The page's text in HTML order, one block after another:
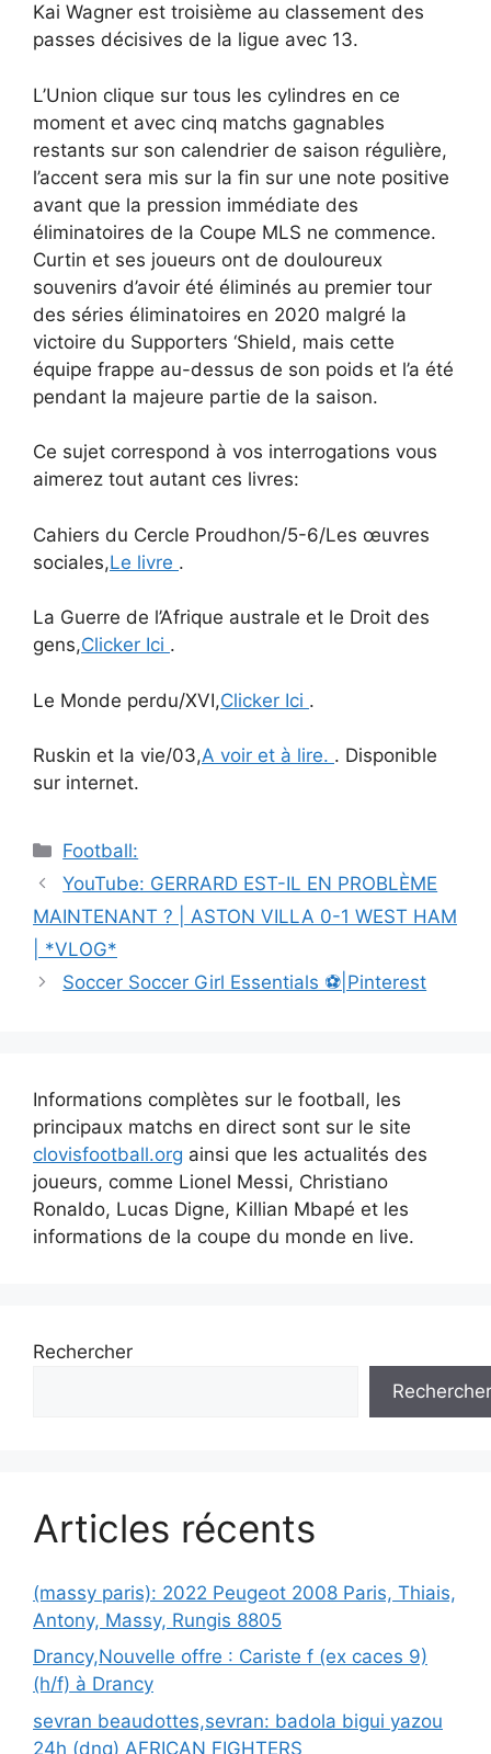
Kai Wagner est troisième au classement des
passes décisives de la ligue avec 13.
L’Union clique sur tous les cylindres en ce
moment et avec cinq matchs gagnables
restants sur son calendrier de saison régulière,
l’accent sera mis sur la fin sur une note positive
avant que la pression immédiate des
éliminatoires de la Coupe MLS ne commence.
Curtin et ses joueurs ont de douloureux
souvenirs d’avoir été éliminés au premier tour
des séries éliminatoires en 2020 malgré la
victoire du Supporters ‘Shield, mais cette
équipe frappe au-dessus de son poids et l’a été
pendant la majeure partie de la saison.
Ce sujet correspond à vos interrogations vous
aimerez tout autant ces livres:
Cahiers du Cercle Proudhon/5-6/Les œuvres
sociales,Le livre .
La Guerre de l’Afrique australe et le Droit des
gens,Clicker Ici .
Le Monde perdu/XVI,Clicker Ici .
Ruskin et la vie/03,A voir et à lire. . Disponible
sur internet.
Catégories
Football:
Navigation
des
articles
YouTube: GERRARD EST-IL EN PROBLÈME
MAINTENANT ? | ASTON VILLA 0-1 WEST HAM
| *VLOG*
Soccer Soccer Girl Essentials ⚽️|Pinterest
Informations complètes sur le football, les
principaux matchs en direct sont sur le site
clovisfootball.org ainsi que les actualités des
joueurs, comme Lionel Messi, Christiano
Ronaldo, Lucas Digne, Killian Mbapé et les
informations de la coupe du monde en live.
Rechercher
Rechercher
Articles récents
(massy paris): 2022 Peugeot 2008 Paris, Thiais,
Antony, Massy, Rungis 8805
Drancy,Nouvelle offre : Cariste f (ex caces 9)
(h/f) à Drancy
sevran beaudottes,sevran: badola bigui yazou
24h (dnq) AFRICAN FIGHTERS